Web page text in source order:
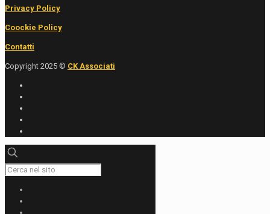
Privacy Policy
Coockie Policy
Contatti
Copyright 2025 © CK Associati